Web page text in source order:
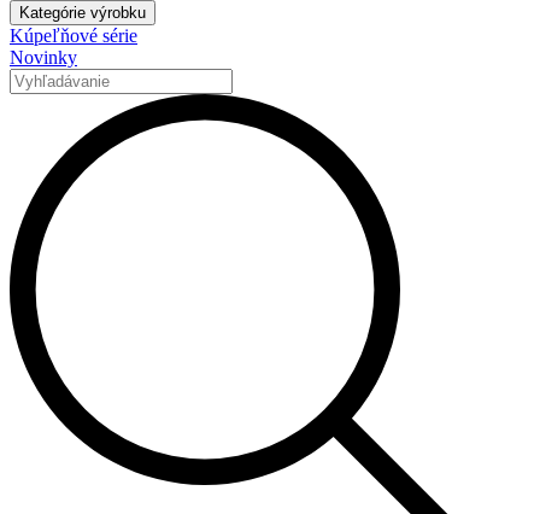
Kategórie výrobku
Kúpeľňové série
Novinky